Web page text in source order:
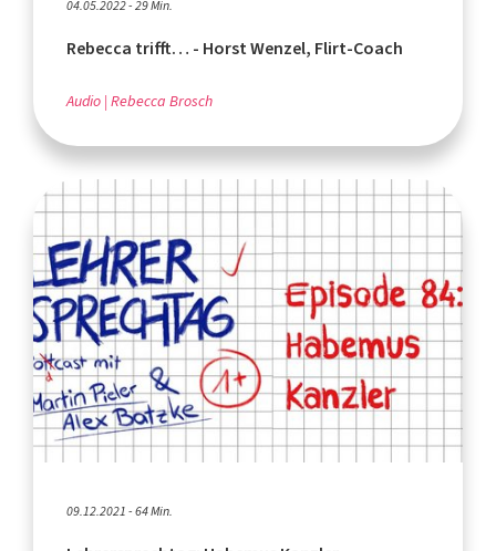
04.05.2022 - 29 Min.
Rebecca trifft… - Horst Wenzel, Flirt-Coach
Audio Rebecca Brosch
09.12.2021 - 64 Min.